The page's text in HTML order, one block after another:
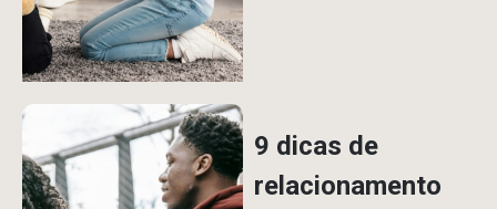
9 dicas de
relacionamento